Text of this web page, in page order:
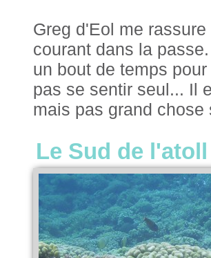
Greg d'Eol me
courant dans la
un bout de temps
pas se sentir seul... Il
mais pas grand
Le Sud de